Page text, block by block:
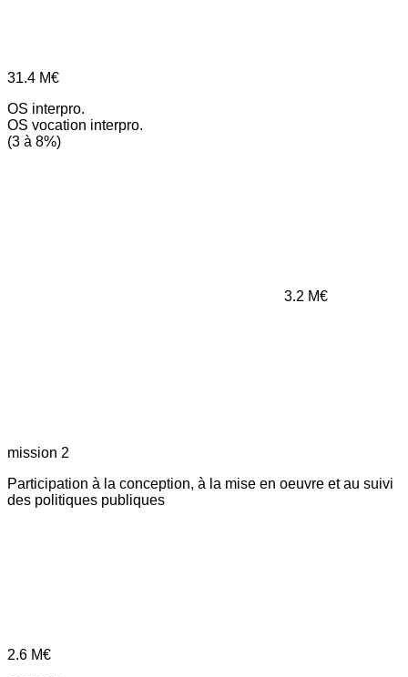
31.4 M€
OS interpro.
OS vocation interpro.
(3 à 8%)
3.2 M€
mission 2
Participation à la conception, à la mise en oeuvre et au suivi
des politiques publiques
2.6 M€